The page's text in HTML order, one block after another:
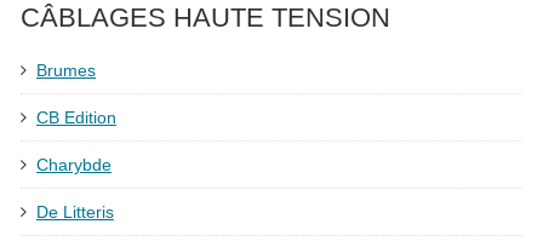
CÂBLAGES HAUTE TENSION
Brumes
CB Edition
Charybde
De Litteris